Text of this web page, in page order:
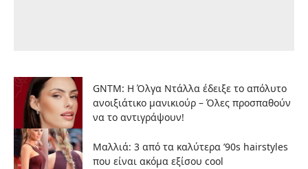
GNTM: Η Όλγα Ντάλλα έδειξε το απόλυτο
ανοιξιάτικο μανικιούρ – Όλες προσπαθούν
να το αντιγράψουν!
Μαλλιά: 3 από τα καλύτερα ’90s hairstyles
που είναι ακόμα εξίσου cool